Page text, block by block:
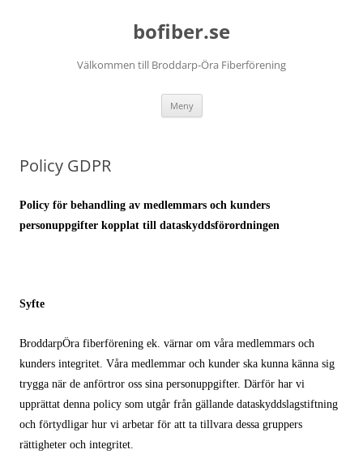
bofiber.se
Välkommen till Broddarp-Öra Fiberförening
Meny
Policy GDPR
Policy för behandling av medlemmars och kunders
personuppgifter kopplat till dataskyddsförordningen
Syfte
BroddarpÖra fiberförening ek. värnar om våra medlemmars och
kunders integritet. Våra medlemmar och kunder ska kunna känna sig
trygga när de anförtror oss sina personuppgifter. Därför har vi
upprättat denna policy som utgår från gällande dataskyddslagstiftning
och förtydligar hur vi arbetar för att ta tillvara dessa gruppers
rättigheter och integritet.